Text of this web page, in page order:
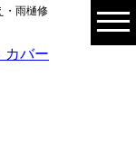
・雨樋修